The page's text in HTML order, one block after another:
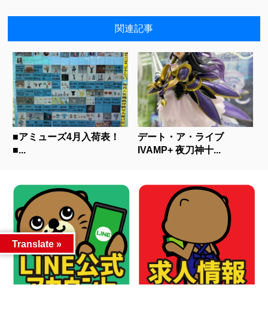
関連記事
■アミューズ4月入荷表！
■...
デート・ア・ライブ
IVAMP+ 夜刀神十...
Translate »